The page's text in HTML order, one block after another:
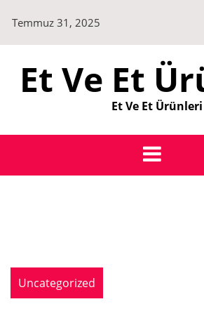
content
Temmuz 31, 2025
Et Ve Et
Et Ve Et Ürünleri
Uncategorized